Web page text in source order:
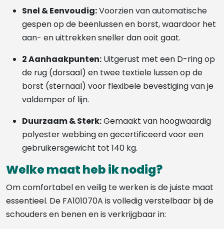
Snel & Eenvoudig:Voorzien van automatische
gespen op de beenlussen en borst, waardoor het
aan- en uittrekken sneller dan ooit gaat.
2 Aanhaakpunten: Uitgerust met een D-ring op
de rug (dorsaal) en twee textiele lussen op de
borst (sternaal) voor flexibele bevestiging van je
valdemper of lijn.
Duurzaam & Sterk:Gemaakt van hoogwaardig
polyester webbing en gecertificeerd voor een
gebruikersgewicht tot 140 kg.
Welke maat heb ik nodig?
Om comfortabel en veilig te werken is de juiste maat
essentieel. De FA101070A is volledig verstelbaar bij de
schouders en benen en is verkrijgbaar in: